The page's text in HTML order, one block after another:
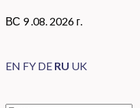
ВС 9 .08. 2026 г.
EN FY DE RU UK